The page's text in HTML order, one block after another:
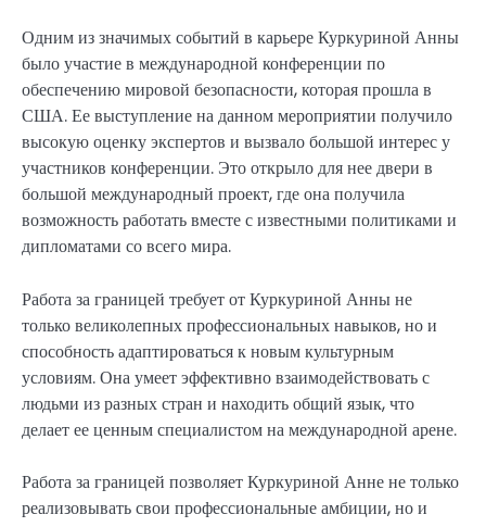
Одним из значимых событий в карьере Куркуриной Анны
было участие в международной конференции по
обеспечению мировой безопасности, которая прошла в
США. Ее выступление на данном мероприятии получило
высокую оценку экспертов и вызвало большой интерес у
участников конференции. Это открыло для нее двери в
большой международный проект, где она получила
возможность работать вместе с известными политиками и
дипломатами со всего мира.
Работа за границей требует от Куркуриной Анны не
только великолепных профессиональных навыков, но и
способность адаптироваться к новым культурным
условиям. Она умеет эффективно взаимодействовать с
людьми из разных стран и находить общий язык, что
делает ее ценным специалистом на международной арене.
Работа за границей позволяет Куркуриной Анне не только
реализовывать свои профессиональные амбиции, но и